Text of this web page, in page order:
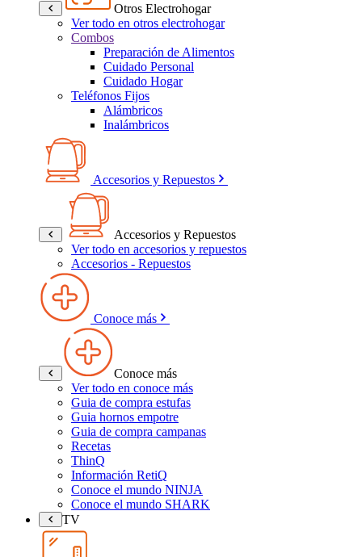
Otros Electrohogar
Ver todo en otros electrohogar
Combos
Preparación de Alimentos
Cuidado Personal
Cuidado Hogar
Teléfonos Fijos
Alámbricos
Inalámbricos
Accesorios y Repuestos
Accesorios y Repuestos
Ver todo en accesorios y repuestos
Accesorios - Repuestos
Conoce más
Conoce más
Ver todo en conoce más
Guia de compra estufas
Guia hornos empotre
Guia de compra campanas
Recetas
ThinQ
Información RetiQ
Conoce el mundo NINJA
Conoce el mundo SHARK
TV